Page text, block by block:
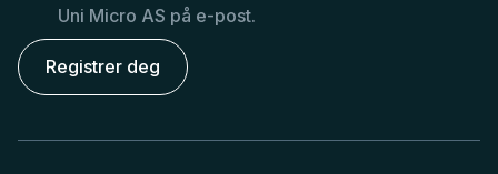
Uni Micro AS på e-post.